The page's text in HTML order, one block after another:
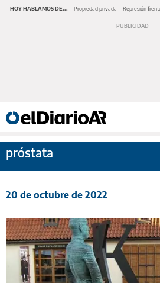
HOY HABLAMOS DE... Propiedad privada Represión
próstata
20 de octubre de 2022